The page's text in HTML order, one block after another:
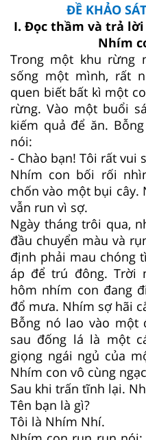
ĐỀ KHẢO
I. Đọc thầm và trả
Nhím
Trong một khu rừng
sống một mình, rất
quen biết bất kì một
rừng. Vào một buổi
kiếm quả để ăn.
nói:
- Chào bạn! Tôi rất vui
Nhím con bối rối
chốn vào một bụi
vẫn run vì sợ.
Ngày tháng trôi qua,
đầu chuyển màu và
định phải mau chóng
áp để trú đông. Trời
hôm nhím con đang
đổ mưa. Nhím sợ hãi
Bỗng nó lao vào một
sau đống lá là một
giọng ngái ngủ của
Nhím con vô cùng
Sau khi trấn tĩnh lại.
Tên bạn là gì?
Tôi là Nhím Nhí.